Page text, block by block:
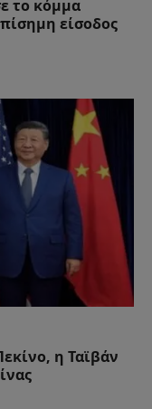
το κόμμα
είσοδος
η Ταϊβάν